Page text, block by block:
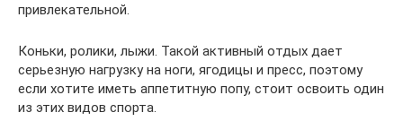
привлекательной.
Коньки, ролики, лыжи. Такой активный отдых дает
серьезную нагрузку на ноги, ягодицы и пресс, поэтому
если хотите иметь аппетитную попу, стоит освоить один
из этих видов спорта.